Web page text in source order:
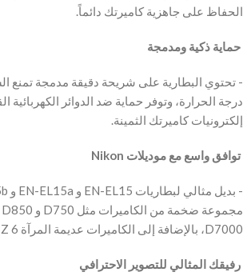
الحفاظ على جاهزية كاميرتك دائماً.
‫ حماية ذكية ومدمجة
‫- تحتوي البطارية على شريحة دقيقة مدمجة تمنع
درجة الحرارة، وتوفر حماية ضد الدوائر الكهربائية
إلكترونيات كاميرتك الثمينة.
‫ توافق واسع مع موديلات Nikon
D7000، بالإضافة إلى الكاميرات عديمة المرآة Z 6 و Z 7.
‫ رفيقك المثالي للتصوير الاحترافي